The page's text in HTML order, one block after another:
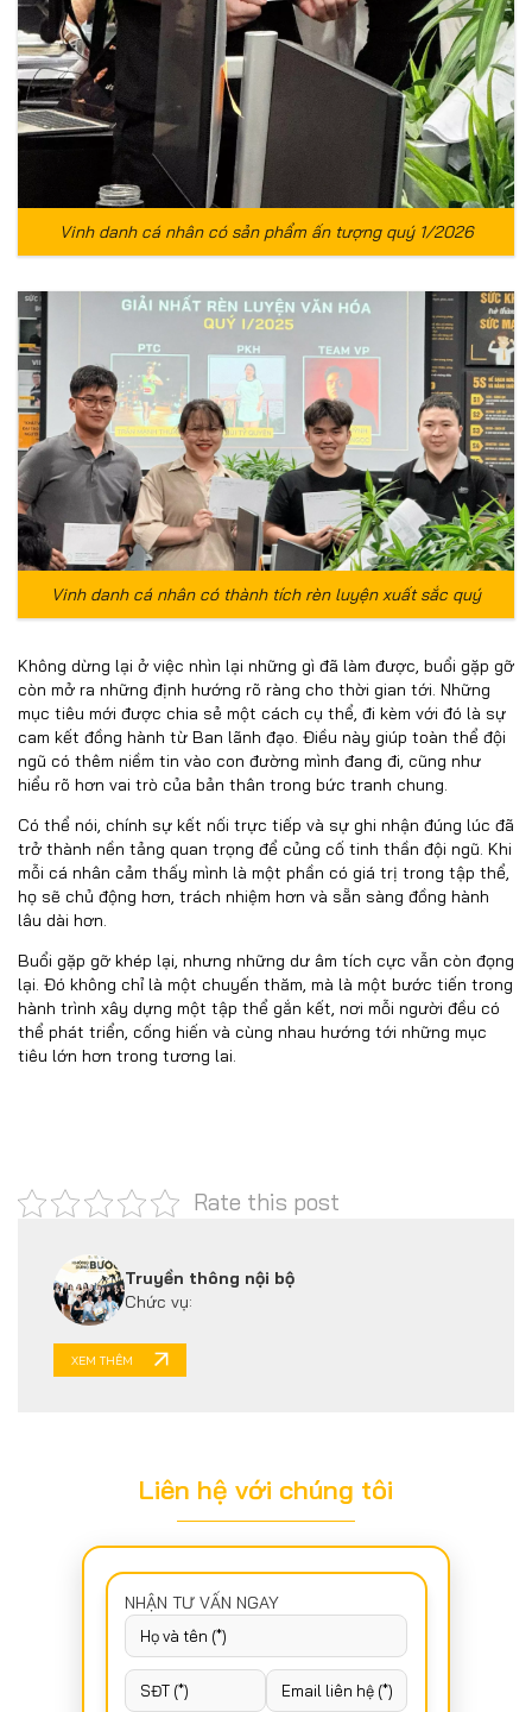
Vinh danh cá nhân có sản phẩm ấn tượng quý 1/2026
Vinh danh cá nhân có thành tích rèn luyện xuất sắc quý
Không dừng lại ở việc nhìn lại những gì đã làm được, buổi gặp gỡ
còn mở ra những định hướng rõ ràng cho thời gian tới. Những
mục tiêu mới được chia sẻ một cách cụ thể, đi kèm với đó là sự
cam kết đồng hành từ Ban lãnh đạo. Điều này giúp toàn thể đội
ngũ có thêm niềm tin vào con đường mình đang đi, cũng như
hiểu rõ hơn vai trò của bản thân trong bức tranh chung.
Có thể nói, chính sự kết nối trực tiếp và sự ghi nhận đúng lúc đã
trở thành nền tảng quan trọng để củng cố tinh thần đội ngũ. Khi
mỗi cá nhân cảm thấy mình là một phần có giá trị trong tập thể,
họ sẽ chủ động hơn, trách nhiệm hơn và sẵn sàng đồng hành
lâu dài hơn.
Buổi gặp gỡ khép lại, nhưng những dư âm tích cực vẫn còn đọng
lại. Đó không chỉ là một chuyến thăm, mà là một bước tiến trong
hành trình xây dựng một tập thể gắn kết, nơi mỗi người đều có
thể phát triển, cống hiến và cùng nhau hướng tới những mục
tiêu lớn hơn trong tương lai.
Rate this post
Truyền thông nội bộ
Chức vụ:
XEM THÊM
Liên hệ với chúng tôi
NHẬN TƯ VẤN NGAY